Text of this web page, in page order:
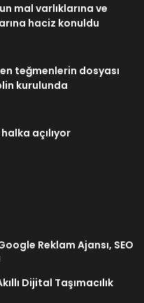
mal varlıklarına ve
haciz konuldu
teğmenlerin dosyası
kurulunda
açılıyor
Reklam Ajansı, SEO
Dijital Taşımacılık